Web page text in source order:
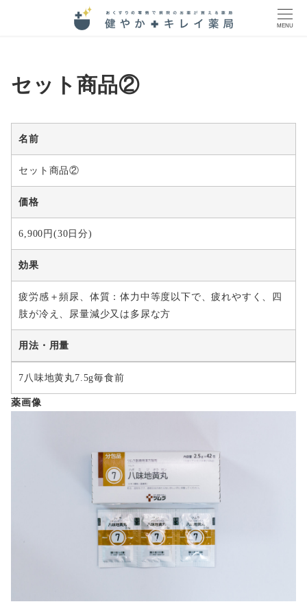
MENU
セット商品②
名前
セット商品②
価格
6,900円(30日分)
効果
疲労感＋頻尿、体質：体力中等度以下で、疲れやすく、四
肢が冷え、尿量減少又は多尿な方
用法・用量
7八味地黄丸7.5g毎食前
薬画像